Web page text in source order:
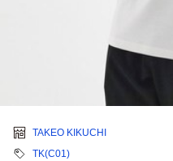
TAKEO KIKUCHI
TK(C01)